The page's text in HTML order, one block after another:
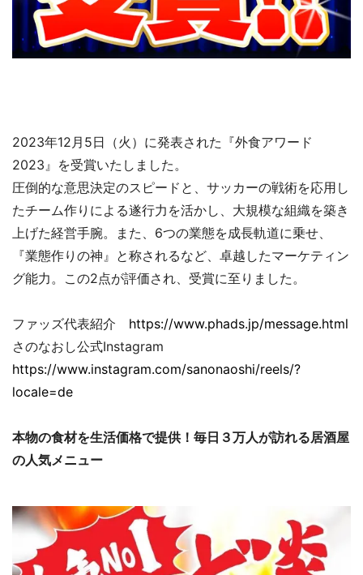
2023年12月5日（火）に発表された『外食アワード
2023』を受賞いたしました。
圧倒的な意思決定のスピードと、サッカーの戦術を応用し
たチーム作りによる遂行力を活かし、大規模な組織を築き
上げた経営手腕。また、6つの業態を成長軌道に乗せ、
『業態作りの神』と称されるなど、卓越したマーケティン
グ能力。この2点が評価され、受賞に至りました。
ファッズ代表紹介 https://www.phads.jp/message.html
さのなおし公式Instagram
https://www.instagram.com/sanonaoshi/reels/?
locale=de
本物の食材を生活価格で提供！毎日３万人が訪れる居酒屋
の人気メニュー